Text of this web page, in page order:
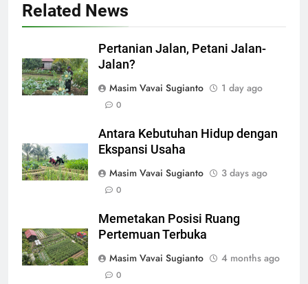
Related News
Pertanian Jalan, Petani Jalan-
Jalan?
Masim Vavai Sugianto
1 day ago
0
Antara Kebutuhan Hidup dengan
Ekspansi Usaha
Masim Vavai Sugianto
3 days ago
0
Memetakan Posisi Ruang
Pertemuan Terbuka
Masim Vavai Sugianto
4 months ago
0